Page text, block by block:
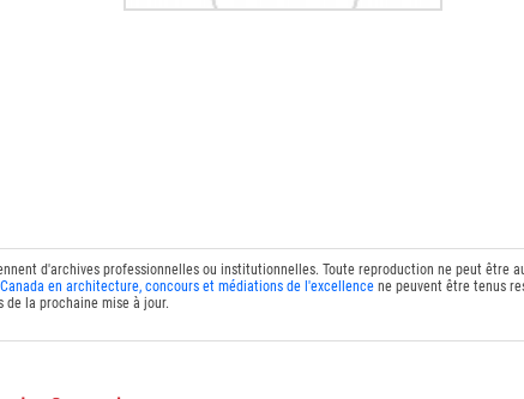
d'archives professionnelles ou institutionnelles. Toute reproduction ne peut être
en architecture, concours et médiations de l'excellencene peuvent être tenus
la prochaine mise à jour.